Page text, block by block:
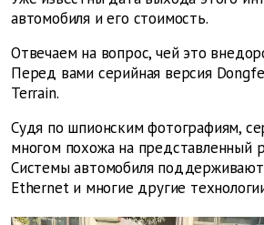
автомобиля и его стоимость.
Отвечаем на вопрос, чей это
Перед вами серийная версия
Terrain.
Судя по шпионским фотографиям,
многом похожа на представленный
Системы автомобиля поддерживают
Ethernet и многие другие